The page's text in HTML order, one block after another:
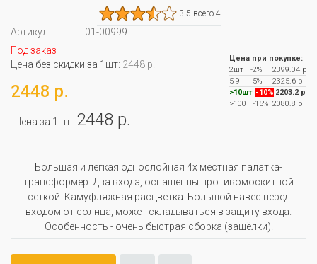
3.5 всего 4
Артикул:
01-00999
Под заказ
Цена без скидки за 1шт: 2448 р.
2448 р.
Цена за 1шт: 2448 р.
Цена при покупке:
2шт
-2%
2399.04 р
5-9
-5%
2325.6 р
>10шт -10% 2203.2 р
>100
-15% 2080.8 р
Большая и лёгкая однослойная 4х местная палатка-
трансформер. Два входа, оснащенны противомоскитной
сеткой. Камуфляжная расцветка. Большой навес перед
входом от солнца, может складываться в защиту входа.
Особенность - очень быстрая сборка (защёлки).